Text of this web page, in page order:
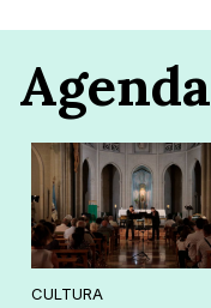
Agenda
CULTURA